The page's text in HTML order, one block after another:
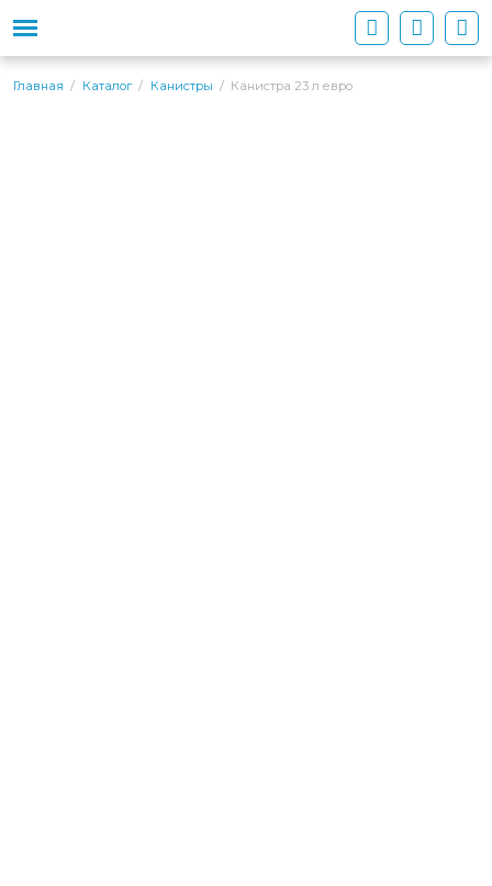
Главная Каталог Канистры Канистра 23 л евро